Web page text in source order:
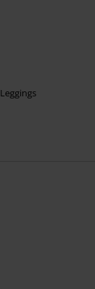
Leggings